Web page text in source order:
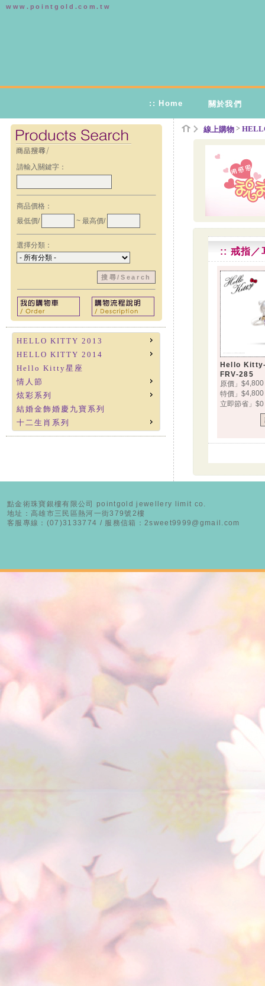
www.pointgold.com.tw
:: Home 關於我們
線上購物 >
:: 戒指／
Hello Kitty-
FRV-285
原價」$4,800
特價」$4,800
立即節省」$0
請輸入關鍵字：
商品價格：
最低價/
~ 最高價/
選擇分類：
HELLO KITTY 2013
HELLO KITTY 2014
Hello Kitty星座
情人節
炫彩系列
結婚金飾婚慶九寶系列
十二生肖系列
點金術珠寶銀樓有限公司 pointgold jewellery limit co.
地址：高雄市三民區熱河一街379號2樓
客服專線：(07)3133774 / 服務信箱：2sweet9999@gmail.com